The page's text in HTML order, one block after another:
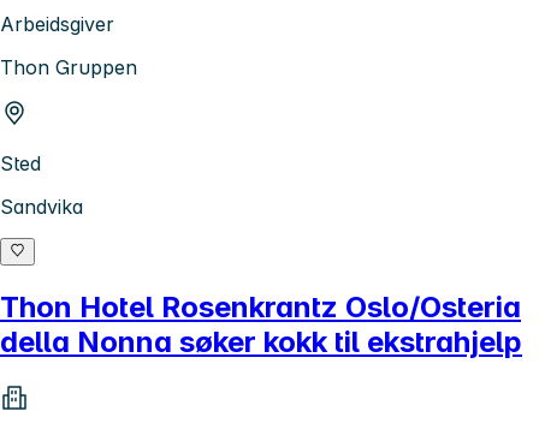
Arbeidsgiver
Thon Gruppen
Sted
Sandvika
Thon Hotel Rosenkrantz Oslo/Osteria
della Nonna søker kokk til ekstrahjelp